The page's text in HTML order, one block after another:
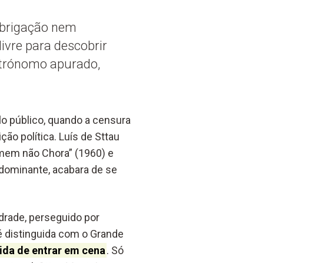
nem
para descobrir
apurado,
público, quando a censura
política. Luís de Sttau
não Chora” (1960) e
acabara de se
perseguido por
distinguida com o Grande
de entrar em cena. Só